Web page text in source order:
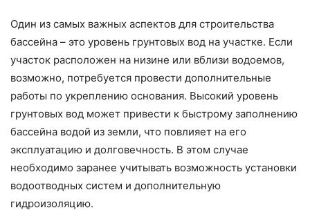
Один из самых важных аспектов для строительства
бассейна – это уровень грунтовых вод на участке. Если
участок расположен на низине или вблизи водоемов,
возможно, потребуется провести дополнительные
работы по укреплению основания. Высокий уровень
грунтовых вод может привести к быстрому заполнению
бассейна водой из земли, что повлияет на его
эксплуатацию и долговечность. В этом случае
необходимо заранее учитывать возможность установки
водоотводных систем и дополнительную
гидроизоляцию.